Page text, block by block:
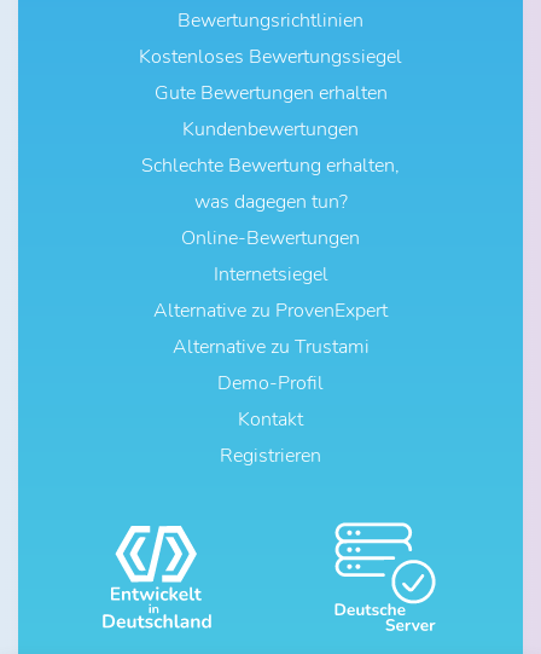
Bewertungsrichtlinien
Kostenloses Bewertungssiegel
Gute Bewertungen erhalten
Kundenbewertungen
Schlechte Bewertung erhalten,
was dagegen tun?
Online-Bewertungen
Internetsiegel
Alternative zu ProvenExpert
Alternative zu Trustami
Demo-Profil
Kontakt
Registrieren